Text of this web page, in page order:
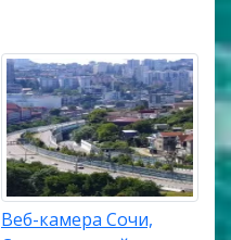
Веб-камера Сочи,